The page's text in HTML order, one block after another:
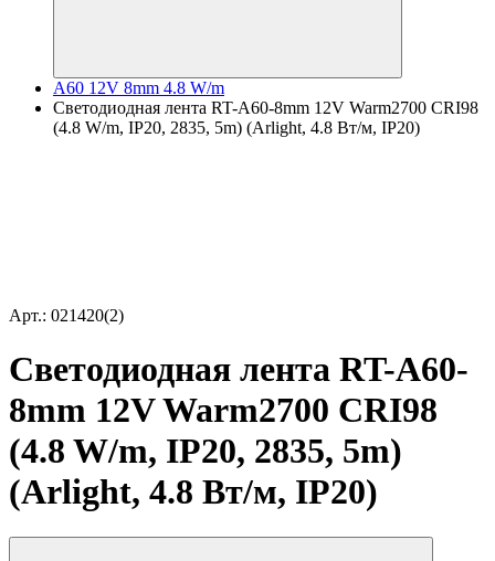
A60 12V 8mm 4.8 W/m
Светодиодная лента RT-A60-8mm 12V Warm2700 CRI98
(4.8 W/m, IP20, 2835, 5m) (Arlight, 4.8 Вт/м, IP20)
Арт.: 021420(2)
Светодиодная лента RT-A60-
8mm 12V Warm2700 CRI98
(4.8 W/m, IP20, 2835, 5m)
(Arlight, 4.8 Вт/м, IP20)